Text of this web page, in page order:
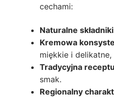
cechami:
Naturalne
Kremowa
miękkie i
Tradycyjna
smak.
Regionalny